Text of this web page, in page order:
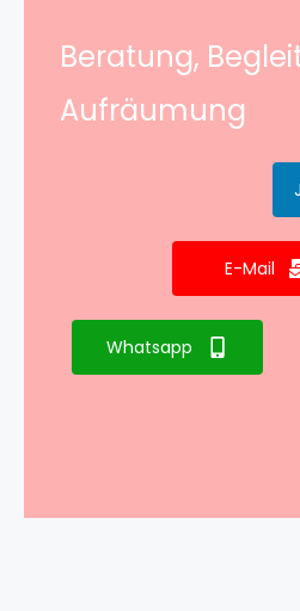
Beratung,
Aufräumung
E-Mail
Whatsapp